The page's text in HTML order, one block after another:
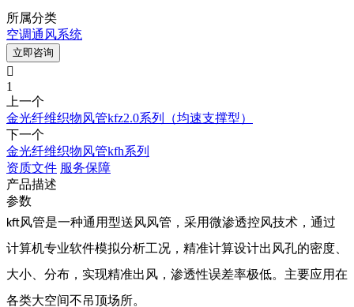
所属分类
空调通风系统
立即咨询

1
上一个
金光纤维织物风管kfz2.0系列（均速支撑型）
下一个
金光纤维织物风管kfh系列
资质文件 服务保障
产品描述
参数
kft风管是一种通用型送风风管，采用微渗透控风技术，通过
计算机专业软件模拟分析工况，精准计算设计出风孔的密度、
大小、分布，实现精准出风，渗透性误差率极低。主要应用在
各类大空间不吊顶场所。